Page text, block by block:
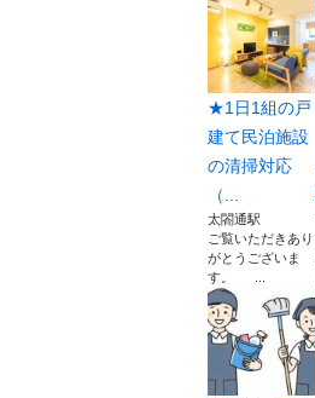
★1日1組の戸
建て民泊施設
の清掃対応
（...
太閤通駅
ご覧いただきあり
がとうございま
す。 ...